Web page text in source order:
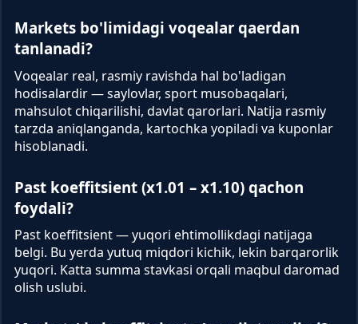
Markets bo'limidagi voqealar qaerdan
tanlanadi?
Voqealar real, rasmiy ravishda hal bo'ladigan
hodisalardir — saylovlar, sport musobaqalari,
mahsulot chiqarilishi, davlat qarorlari. Natija rasmiy
tarzda aniqlanganda, kartochka yopiladi va kuponlar
hisoblanadi.
Past koeffitsient (x1.01 – x1.10) qachon
foydali?
Past koeffitsient — yuqori ehtimollikdagi natijaga
belgi. Bu yerda yutuq miqdori kichik, lekin barqarorlik
yuqori. Katta summa stavkasi orqali maqbul daromad
olish uslubi.